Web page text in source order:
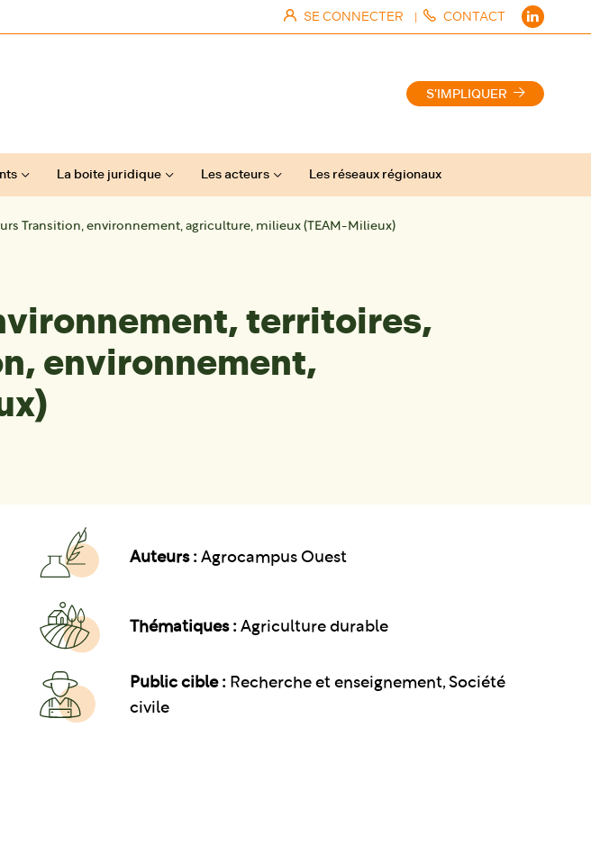
SE CONNECTER | CONTACT
S'IMPLIQUER
La boite juridique Les acteurs Les réseaux régionaux
Transition, environnement, agriculture, milieux (TEAM-Milieux)
territoires,
environnement,
Auteurs : Agrocampus Ouest
Thématiques : Agriculture durable
Public cible : Recherche et enseignement, Société
civile